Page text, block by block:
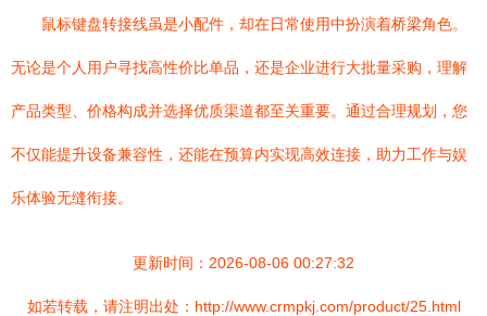
鼠标键盘转接线虽是小配件，却在日常使用中扮演着桥梁角色。
无论是个人用户寻找高性价比单品，还是企业进行大批量采购，理解
产品类型、价格构成并选择优质渠道都至关重要。通过合理规划，您
不仅能提升设备兼容性，还能在预算内实现高效连接，助力工作与娱
乐体验无缝衔接。
更新时间：2026-08-06 00:27:32
如若转载，请注明出处：http://www.crmpkj.com/product/25.html